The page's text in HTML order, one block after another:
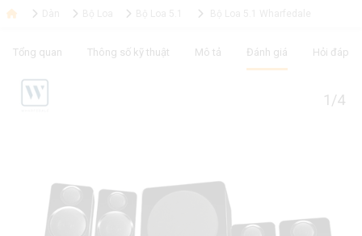
Tổng quan Thông số kỹ thuật Mô tả Đánh giá Hỏi đáp
1/4